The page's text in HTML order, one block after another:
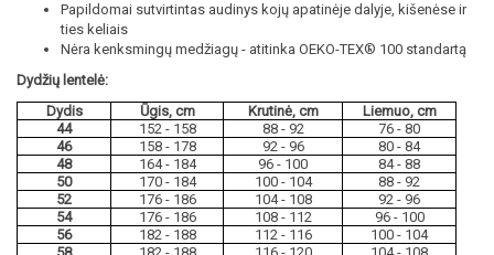
Papildomai sutvirtintas audinys kojų apatinėje dalyje, kišenėse ir
ties keliais
Nėra kenksmingų medžiagų - atitinka OEKO-TEX® 100 standartą
Dydžių lentelė:
Dydis
Ūgis, cm Krutinė, cm
Liemuo, cm
44
152 - 158 88 - 92
76 - 80
46
158 - 178 92 - 96
80 - 84
48
164 - 184 96 - 100
84 - 88
50
170 - 184 100 - 104
88 - 92
52
176 - 186 104 - 108
92 - 96
54
176 - 186 108 - 112
96 - 100
56
182 - 188 112 - 116
100 - 104